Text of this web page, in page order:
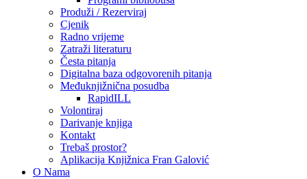
Produži / Rezerviraj
Cjenik
Radno vrijeme
Zatraži literaturu
Česta pitanja
Digitalna baza odgovorenih pitanja
Međuknjižnična posudba
RapidILL
Volontiraj
Darivanje knjiga
Kontakt
Trebaš prostor?
Aplikacija Knjižnica Fran Galović
O Nama